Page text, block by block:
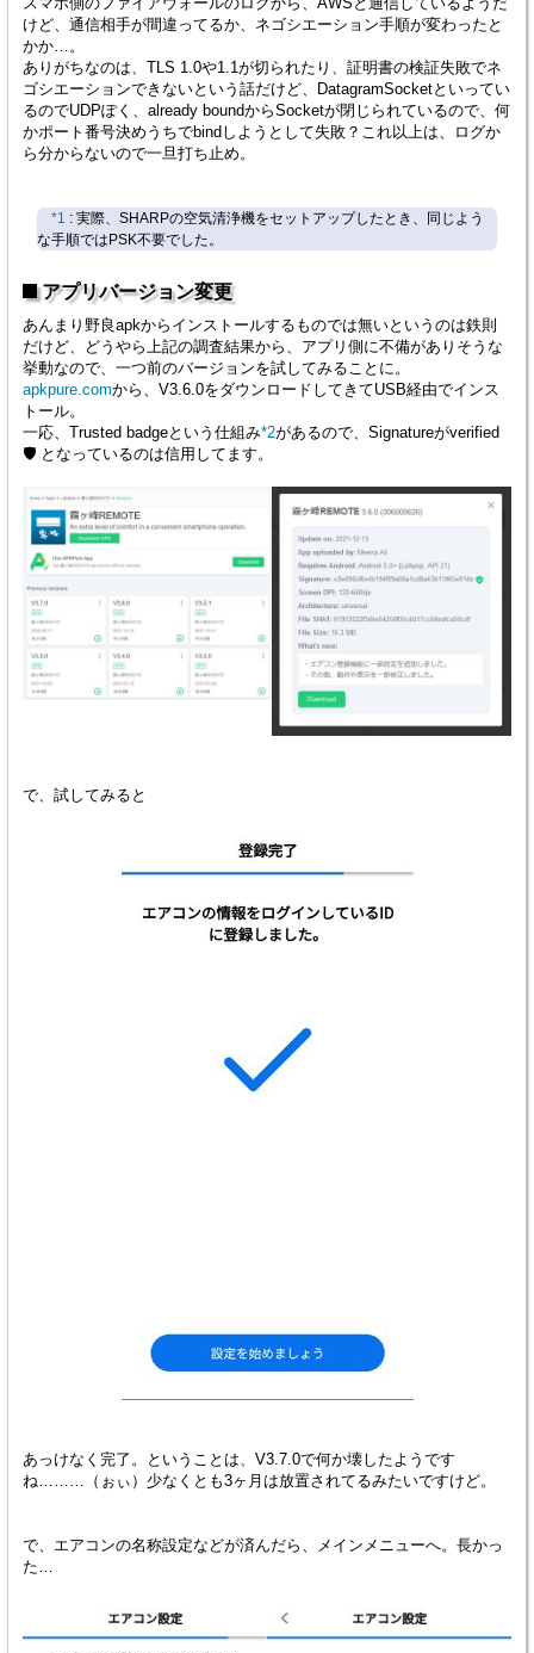
けど、通信相手が間違ってるか、ネゴシエーション手順が変わったと
かか…。
ありがちなのは、TLS 1.0や1.1が切られたり、証明書の検証失敗でネ
ゴシエーションできないという話だけど、DatagramSocketといってい
るのでUDPぽく、already boundからSocketが閉じられているので、何
かポート番号決めうちでbindしようとして失敗？これ以上は、ログか
ら分からないので一旦打ち止め。
*1 : 実際、SHARPの空気清浄機をセットアップしたとき、同じよう
な手順ではPSK不要でした。
アプリバージョン変更
あんまり野良apkからインストールするものでは無いというのは鉄則
だけど、どうやら上記の調査結果から、アプリ側に不備がありそうな
挙動なので、一つ前のバージョンを試してみることに。
apkpure.comから、V3.6.0をダウンロードしてきてUSB経由でインス
トール。
一応、Trusted badgeという仕組み*2があるので、Signatureがverified
🛡 となっているのは信用してます。
で、試してみると
あっけなく完了。ということは、V3.7.0で何か壊したようです
ね………（ぉぃ）少なくとも3ヶ月は放置されてるみたいですけど。
で、エアコンの名称設定などが済んだら、メインメニューへ。長かっ
た…